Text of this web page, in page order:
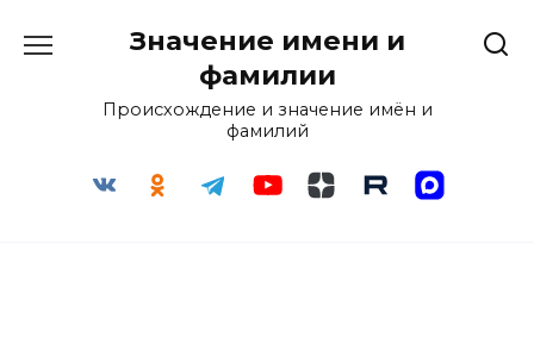
Значение имени и
фамилии
Происхождение и значение имён и
фамилий